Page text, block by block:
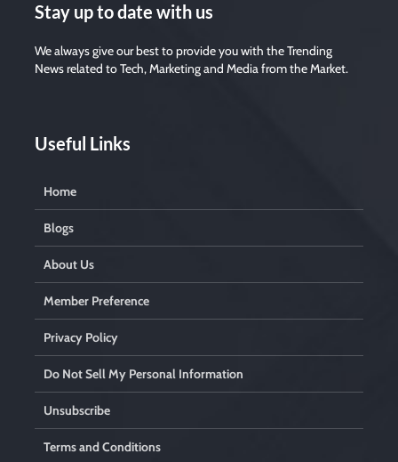
Stay up to date with us
We always give our best to provide you with the Trending
News related to Tech, Marketing and Media from the Market.
Useful Links
Home
Blogs
About Us
Member Preference
Privacy Policy
Do Not Sell My Personal Information
Unsubscribe
Terms and Conditions